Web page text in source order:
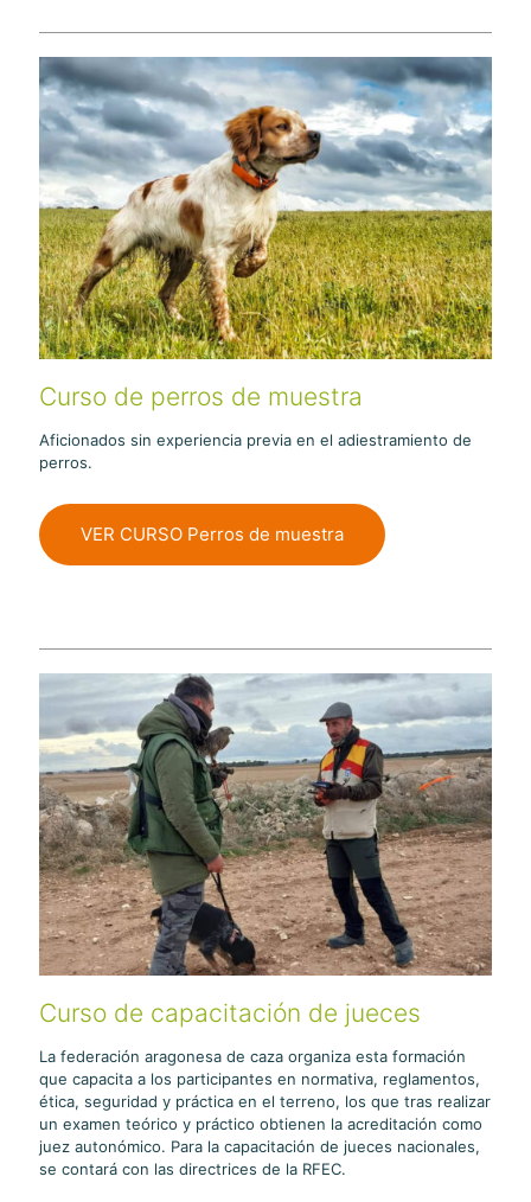
Curso de perros de muestra
Aficionados sin experiencia previa en el adiestramiento de
perros.
VER CURSO Perros de muestra
Curso de capacitación de jueces
La federación aragonesa de caza organiza esta formación
que capacita a los participantes en normativa, reglamentos,
ética, seguridad y práctica en el terreno, los que tras realizar
un examen teórico y práctico obtienen la acreditación como
juez autonómico. Para la capacitación de jueces nacionales,
se contará con las directrices de la RFEC.